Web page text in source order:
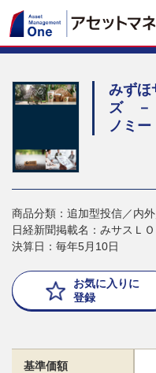
みずほ
ズ －
ノミー
商品分類：追加型投信／内
日経新聞掲載名：みサスＬＯ
決算日：毎年5月10日
お気に入りに
登録
基準価額